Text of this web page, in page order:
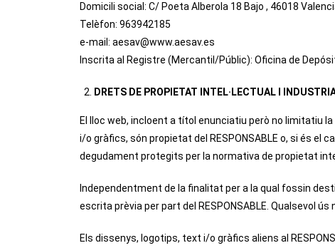
Domicili social: C/ Poeta Alberola 18 Bajo , 46018
Telèfon: 963942185
e-mail: aesav@www.aesav.es
Inscrita al Registre (Mercantil/Públic): Oficina de
DRETS DE PROPIETAT INTEL·LECTUAL I
El lloc web, incloent a títol enunciatiu però no limitatiu
i/o gràfics, són propietat del RESPONSABLE o, si és
degudament protegits per la normativa de propietat
Independentment de la finalitat per a la qual fossin
escrita prèvia per part del RESPONSABLE. Qualsevol
Els dissenys, logotips, text i/o gràfics aliens al